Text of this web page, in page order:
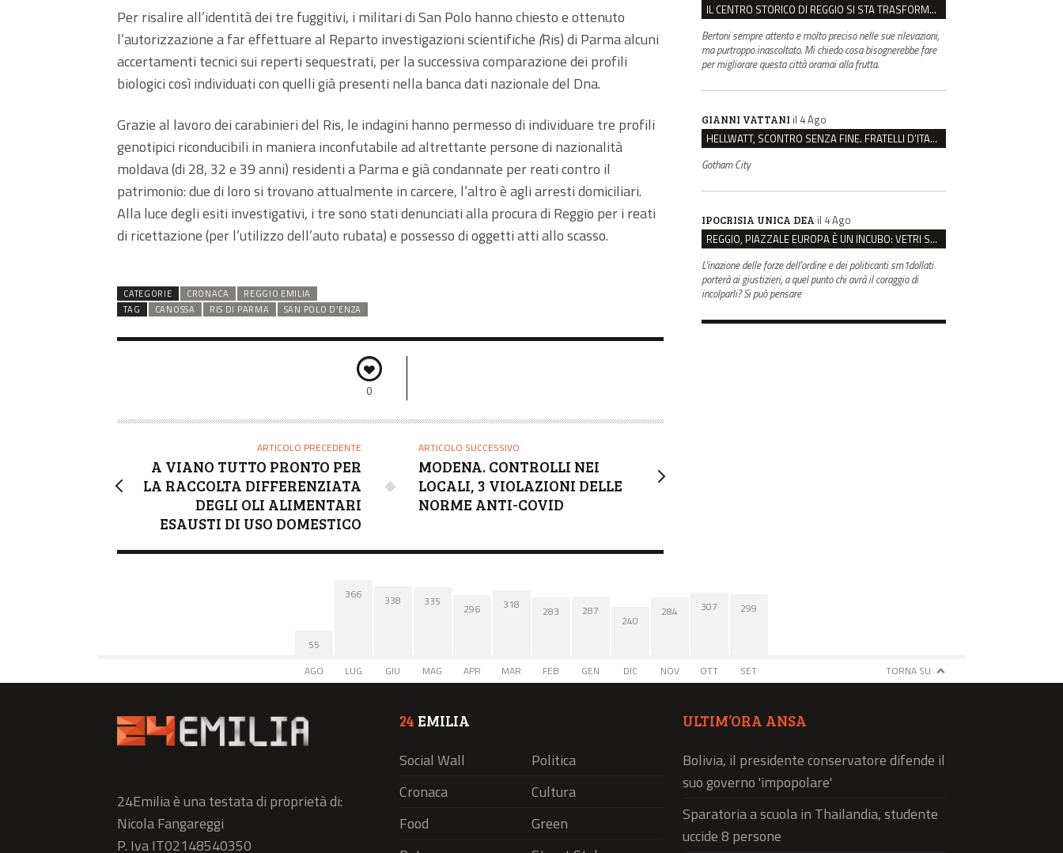
Per risalire all’identità dei tre fuggitivi, i militari di San Polo hanno chiesto e ottenuto
l’autorizzazione a far effettuare al Reparto investigazioni scientifiche (Ris) di Parma alcuni
accertamenti tecnici sui reperti sequestrati, per la successiva comparazione dei profili
biologici così individuati con quelli già presenti nella banca dati nazionale del Dna.
Grazie al lavoro dei carabinieri del Ris, le indagini hanno permesso di individuare tre profili
genotipici riconducibili in maniera inconfutabile ad altrettante persone di nazionalità
moldava (di 28, 32 e 39 anni) residenti a Parma e già condannate per reati contro il
patrimonio: due di loro si trovano attualmente in carcere, l’altro è agli arresti domiciliari.
Alla luce degli esiti investigativi, i tre sono stati denunciati alla procura di Reggio per i reati
di ricettazione (per l’utilizzo dell’auto rubata) e possesso di oggetti atti allo scasso.
CATEGORIE CRONACA
REGGIO EMILIA
TAG
CANOSSA RIS DI PARMA SAN POLO D'ENZA
0
ARTICOLO PRECEDENTE
A VIANO TUTTO PRONTO PER
LA RACCOLTA DIFFERENZIATA
DEGLI OLI ALIMENTARI
ESAUSTI DI USO DOMESTICO
ARTICOLO SUCCESSIVO
MODENA. CONTROLLI NEI
LOCALI, 3 VIOLAZIONI DELLE
NORME ANTI-COVID
IL CENTRO STORICO DI REGGIO SI STA TRASFORMANDO, E NON IN MEGLIO
Bertoni sempre attento e molto preciso nelle sue rilevazioni,
ma purtroppo inascoltato. Mi chiedo cosa bisognerebbe fare
per migliorare questa città oramai alla frutta.
GIANNI VATTANI il 4 Ago
HELLWATT, SCONTRO SENZA FINE. FRATELLI D’ITALIA: “MILANI PORTA DOCUMENTI, DE FRANCO INSULTI”
Gotham City
IPOCRISIA UNICA DEA il 4 Ago
REGGIO, PIAZZALE EUROPA È UN INCUBO: VETRI SPACCATI E FURTI SULLE AUTO IN SOSTA
L'inazione delle forze dell'ordine e dei politicanti sm1dollati
porterà ai giustizieri, a quel punto chi avrà il coraggio di
incolparli? Si può pensare
55
AGO
366
LUG
338
GIU
335
MAG
296
APR
318
MAR
283
FEB
287
GEN
240
DIC
284
NOV
307
OTT
299
SET TORNA SU
24Emilia è una testata di proprietà di:
Nicola Fangareggi
P. Iva IT02148540350
24 EMILIA
Social Wall
Politica
Cronaca
Cultura
Food
Green
ULTIM’ORA ANSA
Bolivia, il presidente conservatore difende il
suo governo 'impopolare'
Sparatoria a scuola in Thailandia, studente
uccide 8 persone